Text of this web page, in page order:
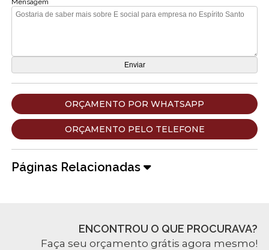
ORÇAMENTO POR WHATSAPP
ORÇAMENTO PELO TELEFONE
Páginas Relacionadas
ENCONTROU O QUE PROCURAVA?
Faça seu orçamento grátis agora mesmo!